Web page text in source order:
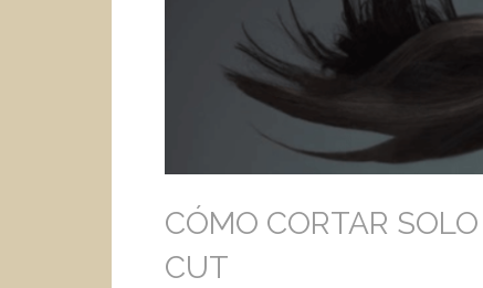
CÓMO CORTAR
CUT